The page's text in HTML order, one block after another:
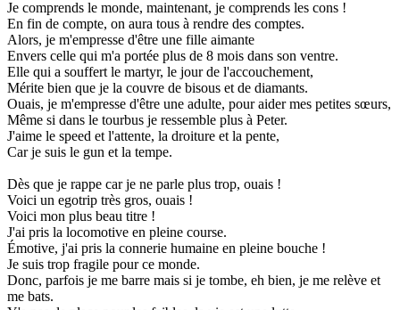
Je comprends le monde, maintenant, je comprends les cons !
En fin de compte, on aura tous à rendre des comptes.
Alors, je m'empresse d'être une fille aimante
Envers celle qui m'a portée plus de 8 mois dans son ventre.
Elle qui a souffert le martyr, le jour de l'accouchement,
Mérite bien que je la couvre de bisous et de diamants.
Ouais, je m'empresse d'être une adulte, pour aider mes petites sœurs,
Même si dans le tourbus je ressemble plus à Peter.
J'aime le speed et l'attente, la droiture et la pente,
Car je suis le gun et la tempe.
Dès que je rappe car je ne parle plus trop, ouais !
Voici un egotrip très gros, ouais !
Voici mon plus beau titre !
J'ai pris la locomotive en pleine course.
Émotive, j'ai pris la connerie humaine en pleine bouche !
Je suis trop fragile pour ce monde.
Donc, parfois je me barre mais si je tombe, eh bien, je me relève et
me bats.